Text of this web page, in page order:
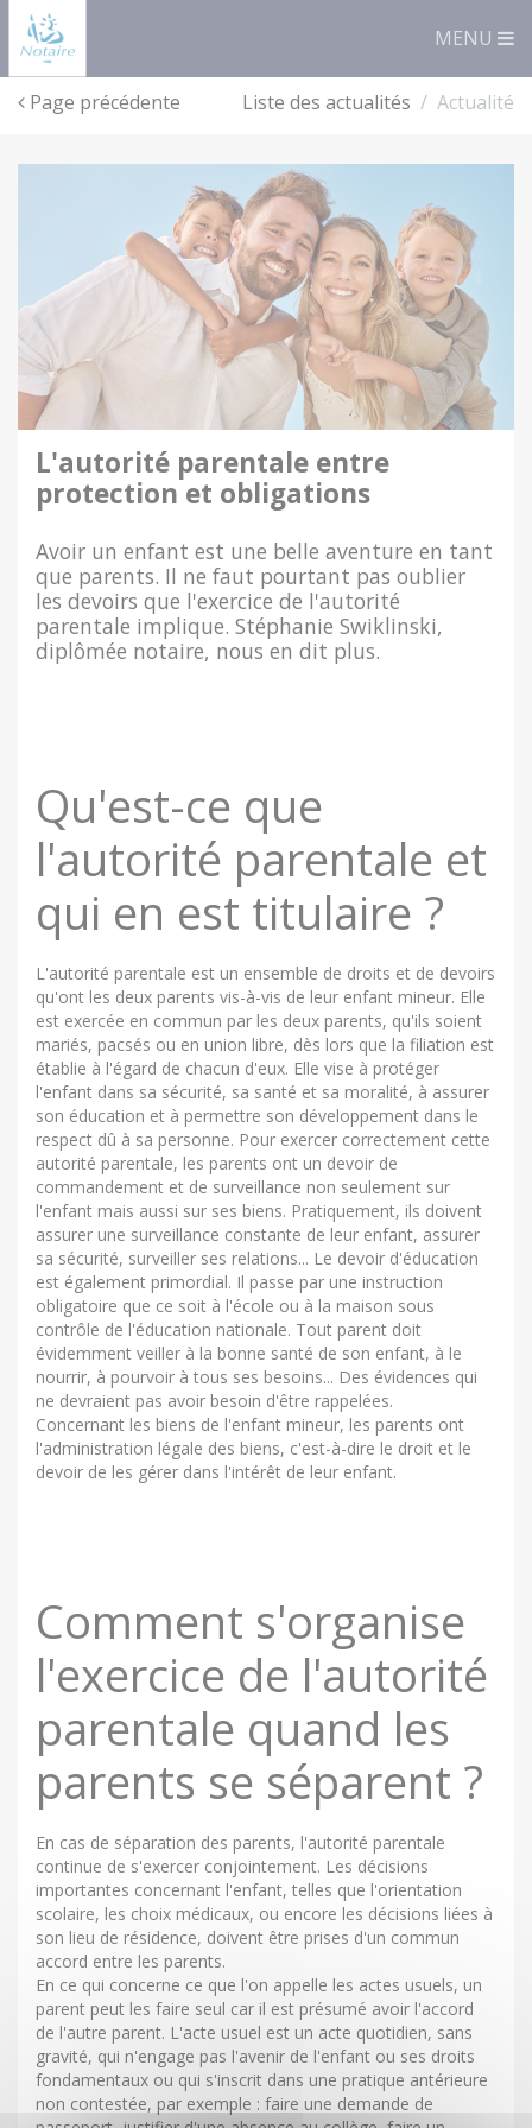
MENU
Page précédente Liste des actualités Actualité
l'autorité parentale entre
protection et obligations
Avoir un enfant est une belle aventure en tant
que parents. Il ne faut pourtant pas oublier
les devoirs que l'exercice de l'autorité
parentale implique. Stéphanie Swiklinski,
diplômée notaire, nous en dit plus.
Qu'est-ce que
l'autorité parentale et
qui en est titulaire ?
L'autorité parentale est un ensemble de droits et de devoirs
qu'ont les deux parents vis-à-vis de leur enfant mineur. Elle
est exercée en commun par les deux parents, qu'ils soient
mariés, pacsés ou en union libre, dès lors que la filiation est
établie à l'égard de chacun d'eux. Elle vise à protéger
l'enfant dans sa sécurité, sa santé et sa moralité, à assurer
son éducation et à permettre son développement dans le
respect dû à sa personne. Pour exercer correctement cette
autorité parentale, les parents ont un devoir de
commandement et de surveillance non seulement sur
l'enfant mais aussi sur ses biens. Pratiquement, ils doivent
assurer une surveillance constante de leur enfant, assurer
sa sécurité, surveiller ses relations... Le devoir d'éducation
est également primordial. Il passe par une instruction
obligatoire que ce soit à l'école ou à la maison sous
contrôle de l'éducation nationale. Tout parent doit
évidemment veiller à la bonne santé de son enfant, à le
nourrir, à pourvoir à tous ses besoins... Des évidences qui
ne devraient pas avoir besoin d'être rappelées.
Concernant les biens de l'enfant mineur, les parents ont
l'administration légale des biens, c'est-à-dire le droit et le
devoir de les gérer dans l'intérêt de leur enfant.
Comment s'organise
l'exercice de l'autorité
parentale quand les
parents se séparent ?
En cas de séparation des parents, l'autorité parentale
continue de s'exercer conjointement. Les décisions
importantes concernant l'enfant, telles que l'orientation
scolaire, les choix médicaux, ou encore les décisions liées à
son lieu de résidence, doivent être prises d'un commun
accord entre les parents.
En ce qui concerne ce que l'on appelle les actes usuels, un
parent peut les faire seul car il est présumé avoir l'accord
de l'autre parent. L'acte usuel est un acte quotidien, sans
gravité, qui n'engage pas l'avenir de l'enfant ou ses droits
fondamentaux ou qui s'inscrit dans une pratique antérieure
non contestée, par exemple : faire une demande de
Panneau de gestion des cookies